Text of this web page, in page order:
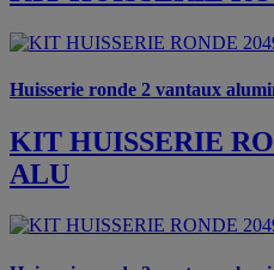
Huisserie ronde 2 vantaux
KIT HUISSERIE
ALU